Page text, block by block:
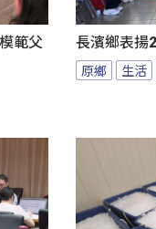
範父
長濱鄉表揚
原鄉 生活